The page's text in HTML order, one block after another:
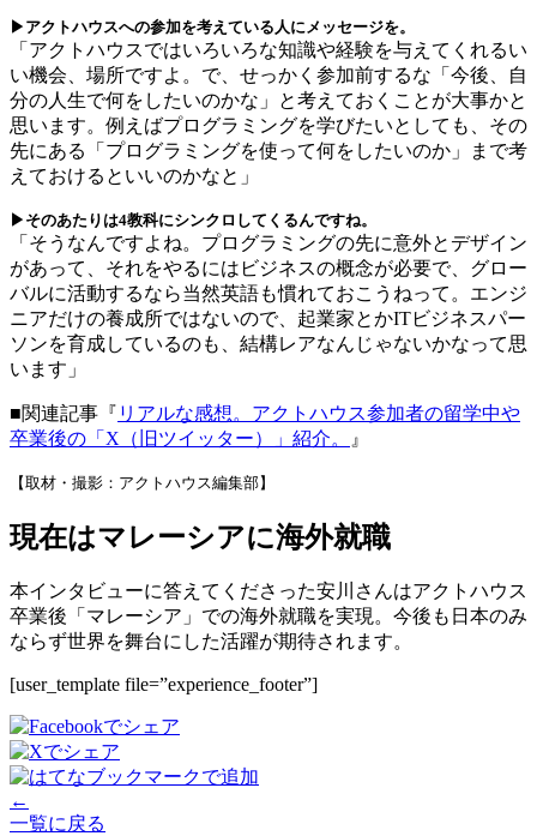
▶アクトハウスへの参加を考えている人にメッセージを。
「アクトハウスではいろいろな知識や経験を与えてくれるい
い機会、場所ですよ。で、せっかく参加前するな「今後、自
分の人生で何をしたいのかな」と考えておくことが大事かと
思います。例えばプログラミングを学びたいとしても、その
先にある「プログラミングを使って何をしたいのか」まで考
えておけるといいのかなと」
▶そのあたりは4教科にシンクロしてくるんですね。
「そうなんですよね。プログラミングの先に意外とデザイン
があって、それをやるにはビジネスの概念が必要で、グロー
バルに活動するなら当然英語も慣れておこうねって。エンジ
ニアだけの養成所ではないので、起業家とかITビジネスパー
ソンを育成しているのも、結構レアなんじゃないかなって思
います」
■関連記事『 リアルな感想。アクトハウス参加者の留学中や
卒業後の「 X （旧ツイッター）」紹介。 』
【取材・撮影：アクトハウス編集部】
現在はマレーシアに海外就職
本インタビューに答えてくださった安川さんはアクトハウス
卒業後「マレーシア」での海外就職を実現。今後も日本のみ
ならず世界を舞台にした活躍が期待されます。
[user_template file=”experience_footer”]
←
一覧に戻る